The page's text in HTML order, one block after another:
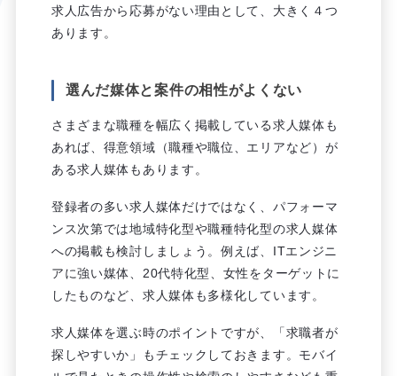
求人広告から応募がない理由として、大きく４つ
あります。
選んだ媒体と案件の相性がよくない
さまざまな職種を幅広く掲載している求人媒体も
あれば、得意領域（職種や職位、エリアなど）が
ある求人媒体もあります。
登録者の多い求人媒体だけではなく、パフォーマ
ンス次第では地域特化型や職種特化型の求人媒体
への掲載も検討しましょう。例えば、ITエンジニ
アに強い媒体、20代特化型、女性をターゲットに
したものなど、求人媒体も多様化しています。
求人媒体を選ぶ時のポイントですが、「求職者が
探しやすいか」もチェックしておきます。モバイ